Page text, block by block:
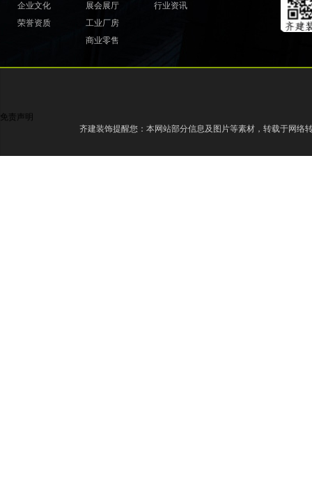
企业文化
荣誉资质
展会展厅
工业厂房
商业零售
行业资讯
免责声明
齐建装饰提醒您：本网站部分信息及图片等素材，转载于网络